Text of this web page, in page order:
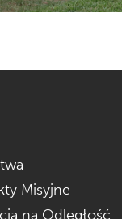
Misyjne
na Odległość